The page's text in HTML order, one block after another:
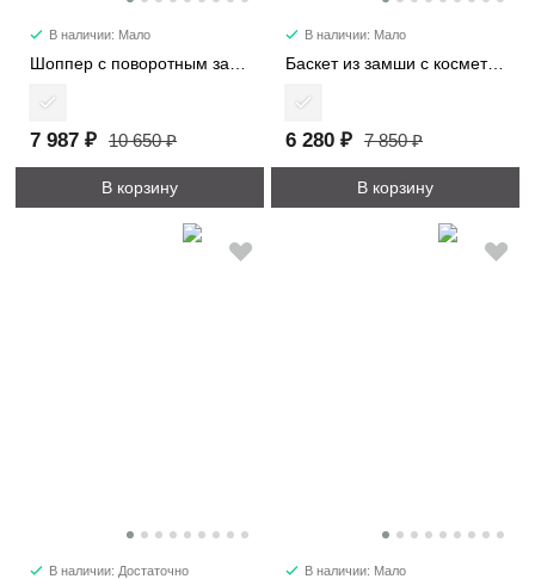
В наличии: Мало
7 987 ₽ 10 650 ₽
В корзину
В наличии: Мало
Баскет из замши с косметичкой 6785
6 280 ₽ 7 850 ₽
В корзину
В наличии: Достаточно В наличии: Мало